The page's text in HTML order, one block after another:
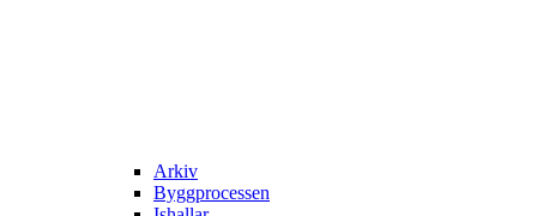
Arkiv
Byggprocessen